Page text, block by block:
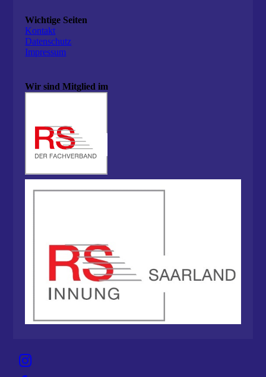
Wichtige Seiten
Kontakt
Datenschutz
Impressum
Wir sind Mitglied im